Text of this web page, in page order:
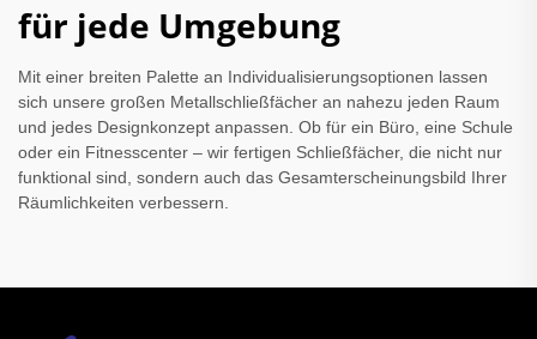
für jede Umgebung
Mit einer breiten Palette an Individualisierungsoptionen lassen
sich unsere großen Metallschließfächer an nahezu jeden Raum
und jedes Designkonzept anpassen. Ob für ein Büro, eine Schule
oder ein Fitnesscenter – wir fertigen Schließfächer, die nicht nur
funktional sind, sondern auch das Gesamterscheinungsbild Ihrer
Räumlichkeiten verbessern.